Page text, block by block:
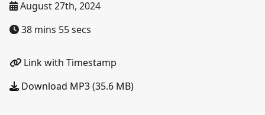
August 27th, 2024
38 mins 55 secs
Link with Timestamp
Download MP3 (35.6 MB)